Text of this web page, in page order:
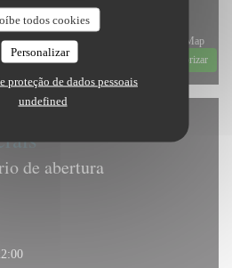
todos cookies
Personalizar
proteção de dados pessoais
undefined
você deve aceitar os cookies do Waze Map
dados de navegação e localização.
Autorizar
de abertura